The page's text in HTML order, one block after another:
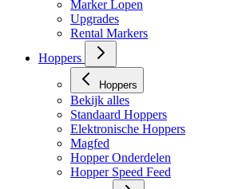
Marker Lopen
Upgrades
Rental Markers
Hoppers
Hoppers
Bekijk alles
Standaard Hoppers
Elektronische Hoppers
Magfed
Hopper Onderdelen
Hopper Speed Feed